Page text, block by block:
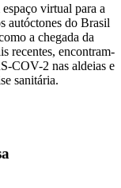
virtual para a
autóctones do Brasil
a chegada da
recentes, encontram-
COV-2 nas aldeias e
sanitária.